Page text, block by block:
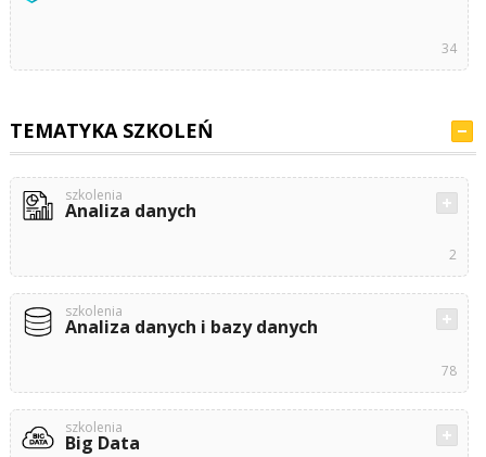
34
TEMATYKA SZKOLEŃ
szkolenia
Analiza danych
2
szkolenia
Analiza danych i bazy danych
78
szkolenia
Big Data